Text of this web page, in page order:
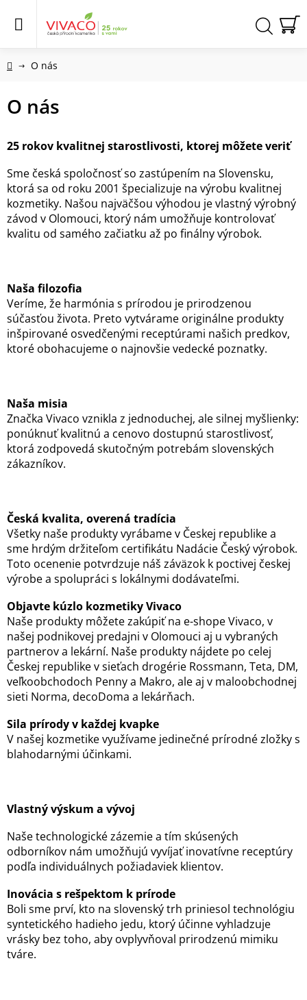
DomovO nás
O nás
25 rokov kvalitnej starostlivosti, ktorej môžete veriť
Sme česká spoločnosť so zastúpením na Slovensku,
ktorá sa od roku 2001 špecializuje na výrobu kvalitnej
kozmetiky. Našou najväčšou výhodou je vlastný výrobný
závod v Olomouci, ktorý nám umožňuje kontrolovať
kvalitu od samého začiatku až po finálny výrobok.
Naša filozofia
Veríme, že harmónia s prírodou je prirodzenou
súčasťou života. Preto vytvárame originálne produkty
inšpirované osvedčenými receptúrami našich predkov,
ktoré obohacujeme o najnovšie vedecké poznatky.
Naša misia
Značka Vivaco vznikla z jednoduchej, ale silnej myšlienky:
ponúknuť kvalitnú a cenovo dostupnú starostlivosť,
ktorá zodpovedá skutočným potrebám slovenských
zákazníkov.
Česká kvalita, overená tradícia
Všetky naše produkty vyrábame v Českej republike a
sme hrdým držiteľom certifikátu Nadácie Český výrobok.
Toto ocenenie potvrdzuje náš záväzok k poctivej českej
výrobe a spolupráci s lokálnymi dodávateľmi.
Objavte kúzlo kozmetiky Vivaco
Naše produkty môžete zakúpiť na e-shope Vivaco, v
našej podnikovej predajni v Olomouci aj u vybraných
partnerov a lekární. Naše produkty nájdete po celej
Českej republike v sieťach drogérie Rossmann, Teta, DM,
veľkoobchodoch Penny a Makro, ale aj v maloobchodnej
sieti Norma, decoDoma a lekárňach.
Sila prírody v každej kvapke
V našej kozmetike využívame jedinečné prírodné zložky s
blahodarnými účinkami.
Vlastný výskum a vývoj
Naše technologické zázemie a tím skúsených
odborníkov nám umožňujú vyvíjať inovatívne receptúry
podľa individuálnych požiadaviek klientov.
Inovácia s rešpektom k prírode
Boli sme prví, kto na slovenský trh priniesol technológiu
syntetického hadieho jedu, ktorý účinne vyhladzuje
vrásky bez toho, aby ovplyvňoval prirodzenú mimiku
tváre.